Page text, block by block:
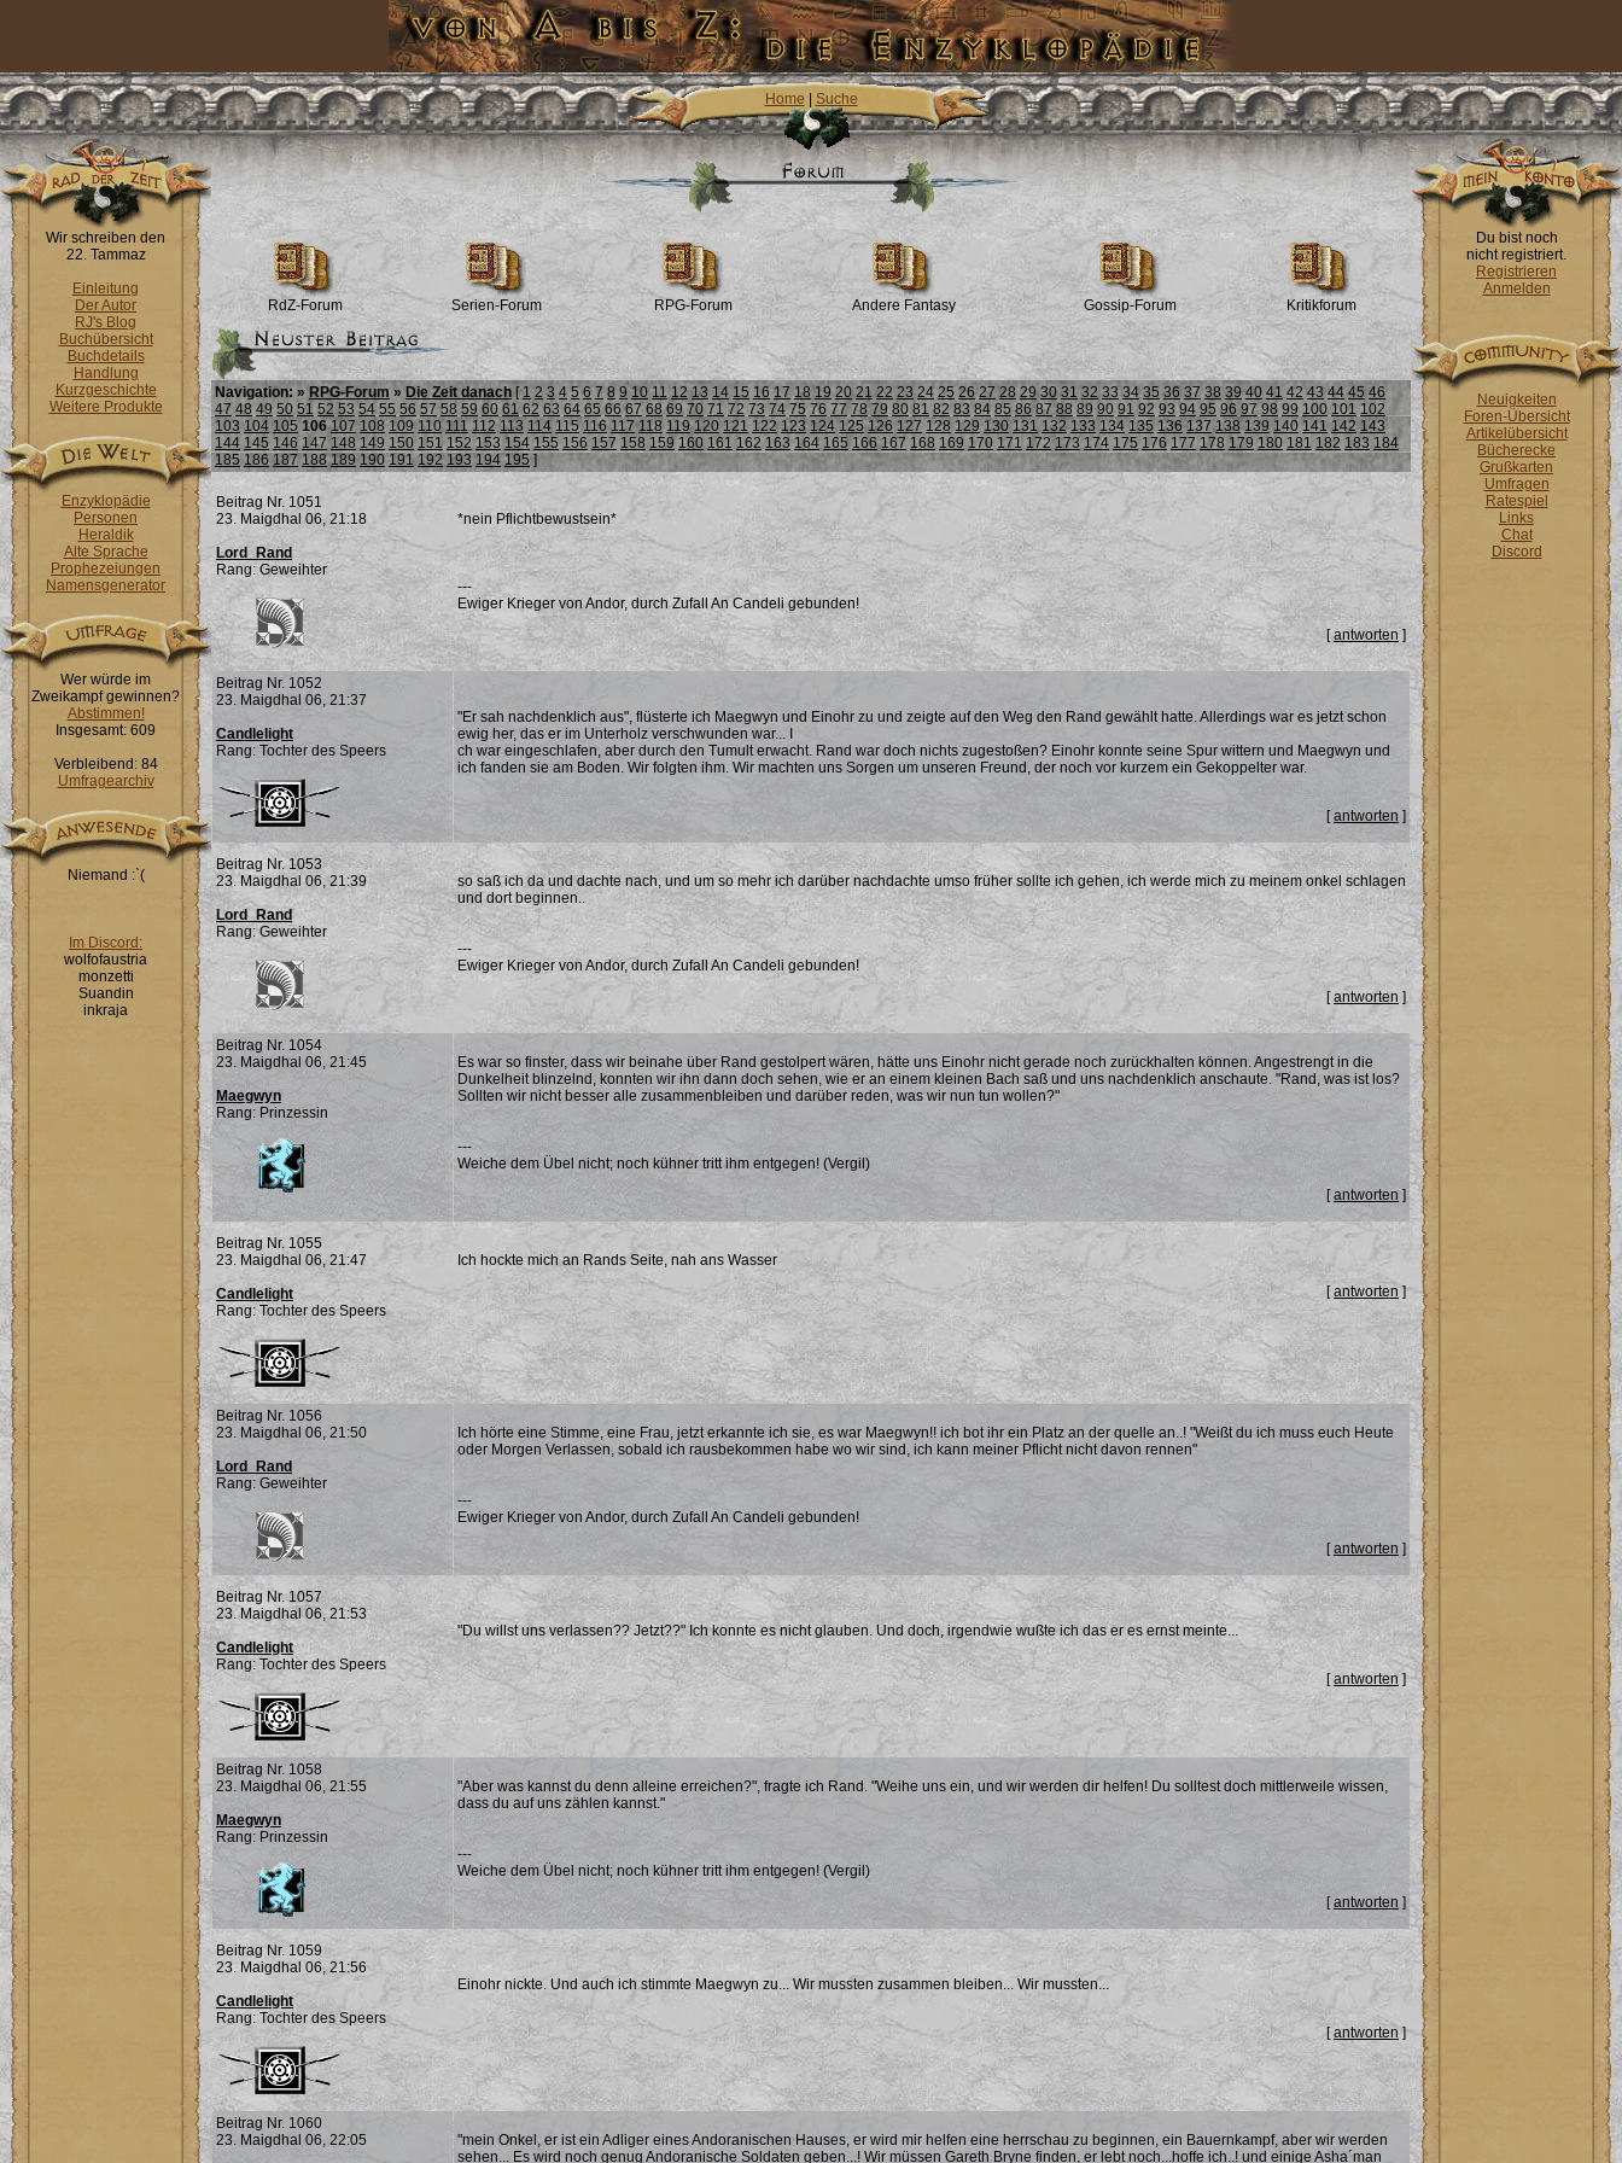
Home Suche
Wir schreiben den
22. Tammaz
Einleitung
Der Autor
RJ's Blog
Buchübersicht
Buchdetails
Handlung
Kurzgeschichte
Weitere Produkte
Enzyklopädie
Personen
Heraldik
Alte Sprache
Prophezeiungen
Namensgenerator
Wer würde im
Zweikampf gewinnen?
Abstimmen!
Insgesamt: 609
Verbleibend: 84
Umfragearchiv
Niemand :`(
Im Discord:
wolfofaustria
monzetti
Suandin
inkraja
RdZ-Forum Serien-Forum RPG-Forum Andere Fantasy Gossip-Forum Kritikforum
Navigation: » RPG-Forum » Die Zeit danach [1 2 3 4 5 6 7 8 9 10 11 12 13 14 15 16 17 18 19 20 21 22 23 24 25 26 27 28 29 30 31 32 33 34 35 36 37 38 39 40 41 42 43 44 45 46
47 48 49 50 51 52 53 54 55 56 57 58 59 60 61 62 63 64 65 66 67 68 69 70 71 72 73 74 75 76 77 78 79 80 81 82 83 84 85 86 87 88 89 90 91 92 93 94 95 96 97 98 99 100 101 102
103 104 105 106 107 108 109 110 111 112 113 114 115 116 117 118 119 120 121 122 123 124 125 126 127 128 129 130 131 132 133 134 135 136 137 138 139 140 141 142 143
144 145 146 147 148 149 150 151 152 153 154 155 156 157 158 159 160 161 162 163 164 165 166 167 168 169 170 171 172 173 174 175 176 177 178 179 180 181 182 183 184
185 186 187 188 189 190 191 192 193 194 195 ]
Beitrag Nr. 1051
23. Maigdhal 06, 21:18
Lord_Rand
Rang: Geweihter
*nein Pflichtbewustsein*
---
Ewiger Krieger von Andor, durch Zufall An Candeli gebunden!
[antworten ]
Beitrag Nr. 1052
23. Maigdhal 06, 21:37
Candlelight
Rang: Tochter des Speers
"Er sah nachdenklich aus", flüsterte ich Maegwyn und Einohr zu und zeigte auf den Weg den Rand gewählt hatte. Allerdings war es jetzt schon
ewig her, das er im Unterholz verschwunden war... I
ch war eingeschlafen, aber durch den Tumult erwacht. Rand war doch nichts zugestoßen? Einohr konnte seine Spur wittern und Maegwyn und
ich fanden sie am Boden. Wir folgten ihm. Wir machten uns Sorgen um unseren Freund, der noch vor kurzem ein Gekoppelter war.
[antworten ]
Beitrag Nr. 1053
23. Maigdhal 06, 21:39
Lord_Rand
Rang: Geweihter
so saß ich da und dachte nach, und um so mehr ich darüber nachdachte umso früher sollte ich gehen, ich werde mich zu meinem onkel schlagen
und dort beginnen..
---
Ewiger Krieger von Andor, durch Zufall An Candeli gebunden!
[antworten ]
Beitrag Nr. 1054
23. Maigdhal 06, 21:45
Maegwyn
Rang: Prinzessin
Es war so finster, dass wir beinahe über Rand gestolpert wären, hätte uns Einohr nicht gerade noch zurückhalten können. Angestrengt in die
Dunkelheit blinzelnd, konnten wir ihn dann doch sehen, wie er an einem kleinen Bach saß und uns nachdenklich anschaute. "Rand, was ist los?
Sollten wir nicht besser alle zusammenbleiben und darüber reden, was wir nun tun wollen?"
---
Weiche dem Übel nicht; noch kühner tritt ihm entgegen! (Vergil)
[antworten ]
Beitrag Nr. 1055
23. Maigdhal 06, 21:47
Candlelight
Rang: Tochter des Speers
Ich hockte mich an Rands Seite, nah ans Wasser
[antworten ]
Beitrag Nr. 1056
23. Maigdhal 06, 21:50
Lord_Rand
Rang: Geweihter
Ich hörte eine Stimme, eine Frau, jetzt erkannte ich sie, es war Maegwyn!! ich bot ihr ein Platz an der quelle an..! "Weißt du ich muss euch Heute
oder Morgen Verlassen, sobald ich rausbekommen habe wo wir sind, ich kann meiner Pflicht nicht davon rennen"
---
Ewiger Krieger von Andor, durch Zufall An Candeli gebunden!
[antworten ]
Beitrag Nr. 1057
23. Maigdhal 06, 21:53
Candlelight
Rang: Tochter des Speers
"Du willst uns verlassen?? Jetzt??" Ich konnte es nicht glauben. Und doch, irgendwie wußte ich das er es ernst meinte...
[antworten ]
Beitrag Nr. 1058
23. Maigdhal 06, 21:55
Maegwyn
Rang: Prinzessin
"Aber was kannst du denn alleine erreichen?", fragte ich Rand. "Weihe uns ein, und wir werden dir helfen! Du solltest doch mittlerweile wissen,
dass du auf uns zählen kannst."
---
Weiche dem Übel nicht; noch kühner tritt ihm entgegen! (Vergil)
[antworten ]
Beitrag Nr. 1059
23. Maigdhal 06, 21:56
Candlelight
Rang: Tochter des Speers
Einohr nickte. Und auch ich stimmte Maegwyn zu... Wir mussten zusammen bleiben... Wir mussten...
[antworten ]
Beitrag Nr. 1060
23. Maigdhal 06, 22:05
"mein Onkel, er ist ein Adliger eines Andoranischen Hauses, er wird mir helfen eine herrschau zu beginnen, ein Bauernkampf, aber wir werden
sehen... Es wird noch genug Andoranische Soldaten geben...! Wir müssen Gareth Bryne finden, er lebt noch...hoffe ich..! und einige Asha´man
Du bist noch
nicht registriert.
Registrieren
Anmelden
Neuigkeiten
Foren-Übersicht
Artikelübersicht
Bücherecke
Grußkarten
Umfragen
Ratespiel
Links
Chat
Discord